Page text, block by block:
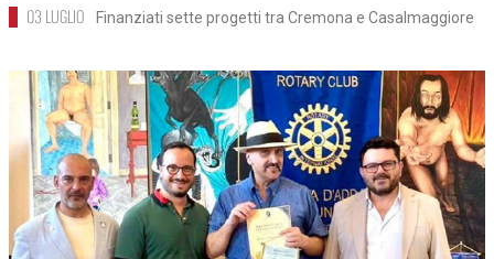
03 LUGLIO Finanziati sette progetti tra Cremona e Casalmaggiore